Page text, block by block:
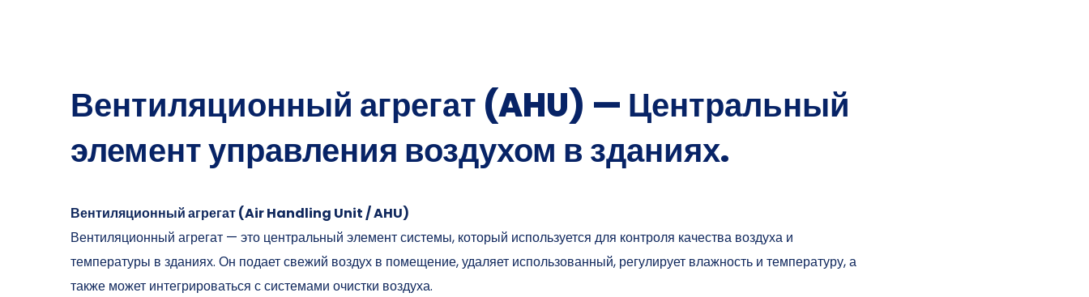
Вентиляционный агрегат (AHU) — Центральный
элемент управления воздухом в зданиях.
Вентиляционный агрегат (Air Handling Unit / AHU)
Вентиляционный агрегат — это центральный элемент системы, который используется для контроля качества воздуха и
температуры в зданиях. Он подает свежий воздух в помещение, удаляет использованный, регулирует влажность и температуру, а
также может интегрироваться с системами очистки воздуха.